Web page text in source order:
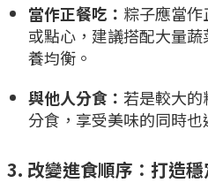
當作正餐吃： 粽子應當
或點心，建議搭配大量
養均衡。
與他人分食： 若是較大
分食，享受美味的同時也
3. 改變進食順序：打造穩